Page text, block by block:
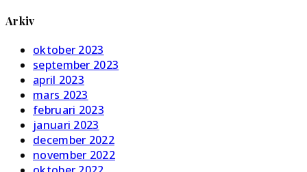
Arkiv
oktober 2023
september 2023
april 2023
mars 2023
februari 2023
januari 2023
december 2022
november 2022